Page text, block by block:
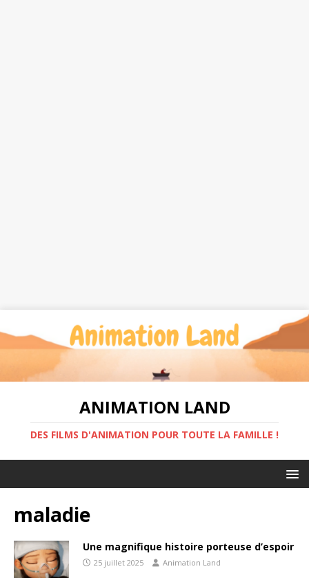
ANIMATION LAND
DES FILMS D'ANIMATION POUR TOUTE LA FAMILLE !
maladie
Une magnifique histoire porteuse d’espoir
25 juillet 2025 Animation Land